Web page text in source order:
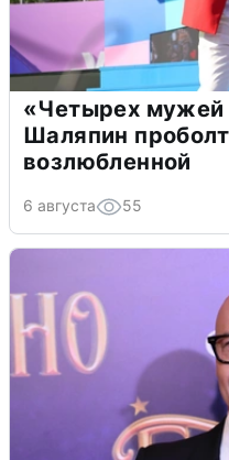
«Четырех мужей
Шаляпин
возлюбленной
6 августа 55